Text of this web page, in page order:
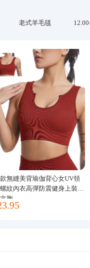
老式羊毛毯
無縫美背瑜伽背心女UV領
紋內衣高彈防震健身上裝運
胸